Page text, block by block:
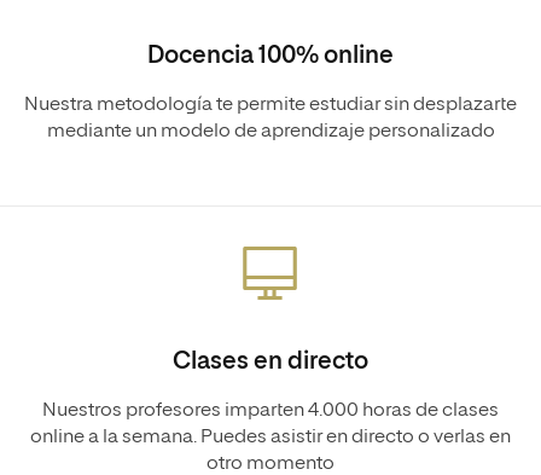
Docencia 100% online
Nuestra metodología te permite estudiar sin desplazarte
mediante un modelo de aprendizaje personalizado
Clases en directo
Nuestros profesores imparten 4.000 horas de clases
online a la semana. Puedes asistir en directo o verlas en
otro momento